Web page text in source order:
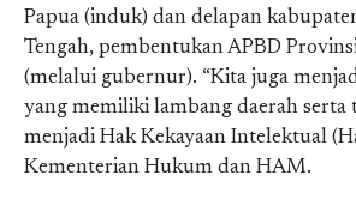
Papua (induk) dan delapan
Tengah, pembentukan APBD
(melalui gubernur). “Kita juga
yang memiliki lambang daerah serta
menjadi Hak Kekayaan Intelektual
Kementerian Hukum dan HAM.